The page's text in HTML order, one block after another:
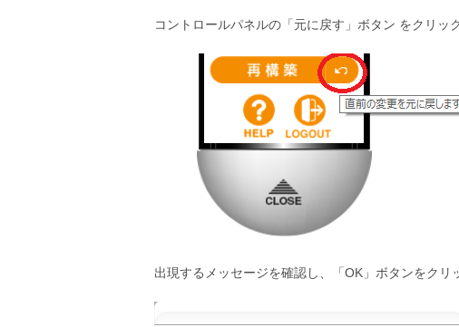
コントロールパネルの「元に戻す」ボタン をクリッ
出現するメッセージを確認し、「OK」ボタンをクリ